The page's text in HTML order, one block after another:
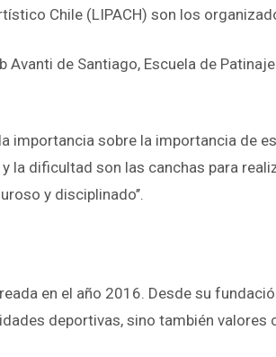
Chile (LIPACH) son los
de Santiago, Escuela de
sobre la importancia de
la dificultad son las canchas para
y disciplinado’’.
en el año 2016. Desde su
deportivas, sino también